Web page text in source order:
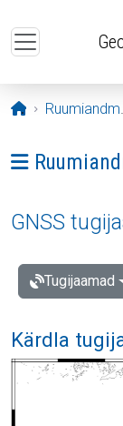
Avaleht
Ruumiandmed
Ava menüü:
GNSS
Tugijaamad
Kärdla